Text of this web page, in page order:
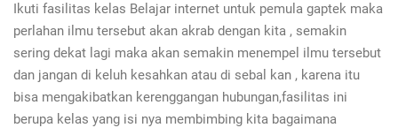
Ikuti fasilitas kelas Belajar internet untuk pemula gaptek maka
perlahan ilmu tersebut akan akrab dengan kita , semakin
sering dekat lagi maka akan semakin menempel ilmu tersebut
dan jangan di keluh kesahkan atau di sebal kan , karena itu
bisa mengakibatkan kerenggangan hubungan,fasilitas ini
berupa kelas yang isi nya membimbing kita bagaimana